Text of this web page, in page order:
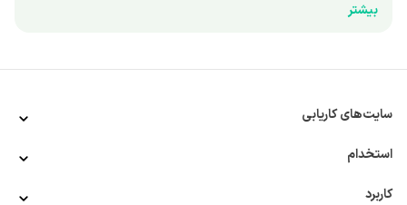
بیشتر
سایت‌های کاریابی
استخدام
کاربرد